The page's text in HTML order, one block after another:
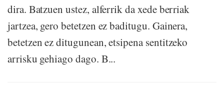
dira. Batzuen ustez, alferrik da xede berriak
jartzea, gero betetzen ez baditugu. Gainera,
betetzen ez ditugunean, etsipena sentitzeko
arrisku gehiago dago. B...